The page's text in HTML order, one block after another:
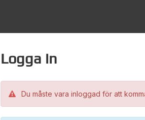
Logga in
Du måste vara inloggad för att